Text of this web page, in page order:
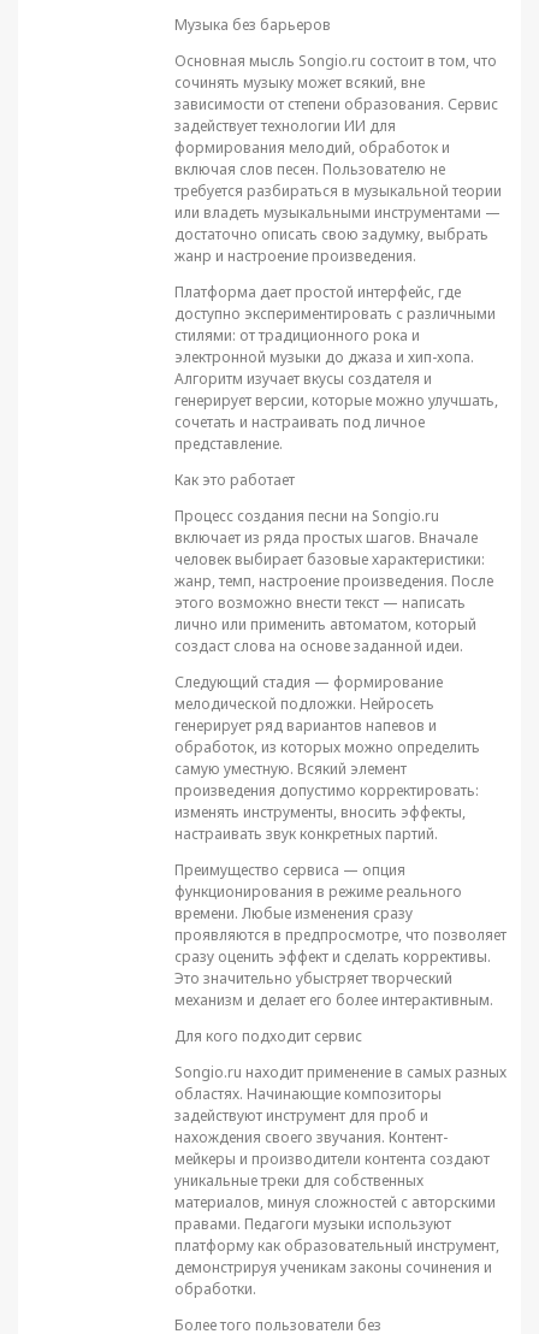
Музыка без барьеров
Основная мысль Songio.ru состоит в том, что
сочинять музыку может всякий, вне
зависимости от степени образования. Сервис
задействует технологии ИИ для
формирования мелодий, обработок и
включая слов песен. Пользователю не
требуется разбираться в музыкальной теории
или владеть музыкальными инструментами —
достаточно описать свою задумку, выбрать
жанр и настроение произведения.
Платформа дает простой интерфейс, где
доступно экспериментировать с различными
стилями: от традиционного рока и
электронной музыки до джаза и хип-хопа.
Алгоритм изучает вкусы создателя и
генерирует версии, которые можно улучшать,
сочетать и настраивать под личное
представление.
Как это работает
Процесс создания песни на Songio.ru
включает из ряда простых шагов. Вначале
человек выбирает базовые характеристики:
жанр, темп, настроение произведения. После
этого возможно внести текст — написать
лично или применить автоматом, который
создаст слова на основе заданной идеи.
Следующий стадия — формирование
мелодической подложки. Нейросеть
генерирует ряд вариантов напевов и
обработок, из которых можно определить
самую уместную. Всякий элемент
произведения допустимо корректировать:
изменять инструменты, вносить эффекты,
настраивать звук конкретных партий.
Преимущество сервиса — опция
функционирования в режиме реального
времени. Любые изменения сразу
проявляются в предпросмотре, что позволяет
сразу оценить эффект и сделать коррективы.
Это значительно убыстряет творческий
механизм и делает его более интерактивным.
Для кого подходит сервис
Songio.ru находит применение в самых разных
областях. Начинающие композиторы
задействуют инструмент для проб и
нахождения своего звучания. Контент-
мейкеры и производители контента создают
уникальные треки для собственных
материалов, минуя сложностей с авторскими
правами. Педагоги музыки используют
платформу как образовательный инструмент,
демонстрируя ученикам законы сочинения и
обработки.
Более того пользователи без